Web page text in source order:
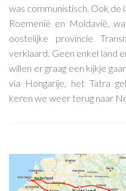
was communistisch. Ook de
Roemenië en Moldavië,
oostelijke provincie
verklaard. Geen enkel land
willen er graag een kijkje
via Hongarije, het Tatra
keren we weer terug naar